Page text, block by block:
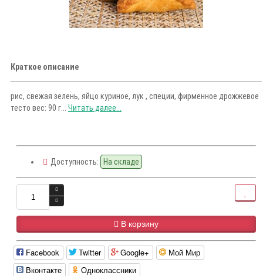
Краткое описание
рис, свежая зелень, яйцо куриное, лук , специи, фирменное дрожжевое
тесто вес: 90 г... Читать далее...
Доступность: На складе
В корзину
Facebook Twitter Google+
Мой Мир
Вконтакте
Одноклассники